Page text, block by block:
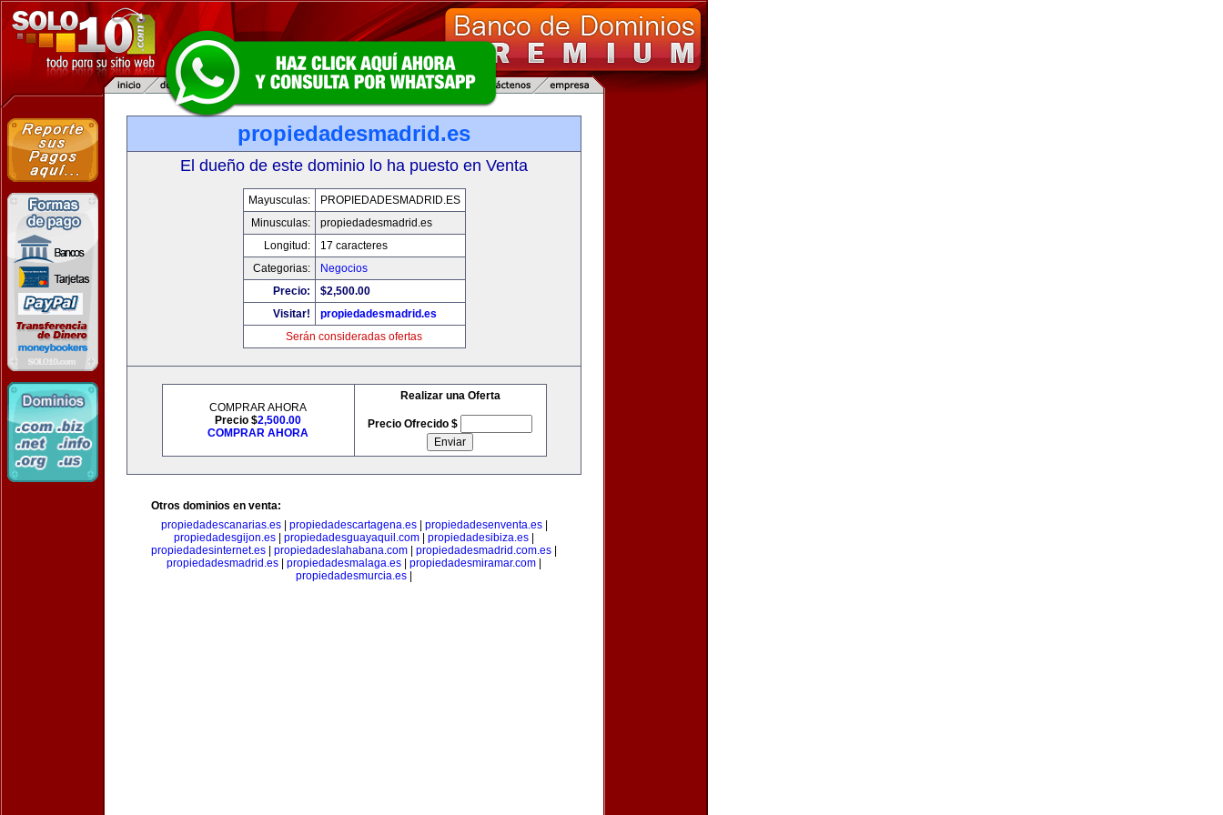
propiedadesmadrid.es
El dueño de este dominio lo ha puesto en Venta
Mayusculas:
PROPIEDADESMADRID.ES
Minusculas:
propiedadesmadrid.es
Longitud:
17 caracteres
Categorias:
Negocios
Precio:
$2,500.00
Visitar!
propiedadesmadrid.es
Serán consideradas ofertas
COMPRAR AHORA
Precio $2,500.00
COMPRAR AHORA
Realizar una Oferta
Precio Ofrecido $
Otros dominios en venta:
propiedadescanarias.es| propiedadescartagena.es| propiedadesenventa.es|
propiedadesgijon.es
propiedadesguayaquil.com propiedadesibiza.es
propiedadesinternet.es
propiedadeslahabana.com propiedadesmadrid.com.es
propiedadesmadrid.es
propiedadesmalaga.es propiedadesmiramar.com
propiedadesmurcia.es